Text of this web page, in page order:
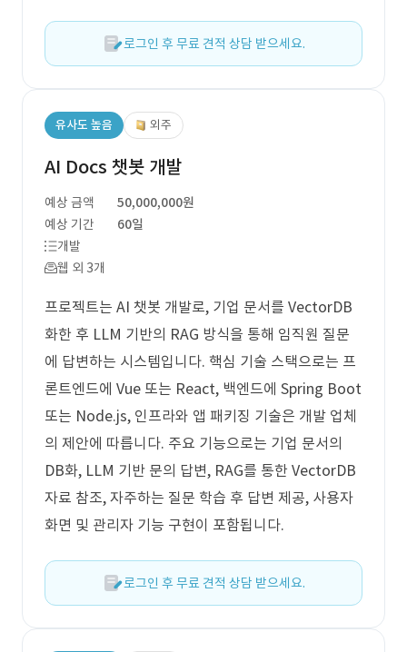
로그인 후 무료 견적 상담 받으세요.
유사도 높음 외주
AI Docs 챗봇 개발
예상 금액
50,000,000원
예상 기간
60일
개발
웹 외 3개
프로젝트는 AI 챗봇 개발로, 기업 문서를 VectorDB
화한 후 LLM 기반의 RAG 방식을 통해 임직원 질문
에 답변하는 시스템입니다. 핵심 기술 스택으로는 프
론트엔드에 Vue 또는 React, 백엔드에 Spring Boot
또는 Node.js, 인프라와 앱 패키징 기술은 개발 업체
의 제안에 따릅니다. 주요 기능으로는 기업 문서의
DB화, LLM 기반 문의 답변, RAG를 통한 VectorDB
자료 참조, 자주하는 질문 학습 후 답변 제공, 사용자
화면 및 관리자 기능 구현이 포함됩니다.
로그인 후 무료 견적 상담 받으세요.